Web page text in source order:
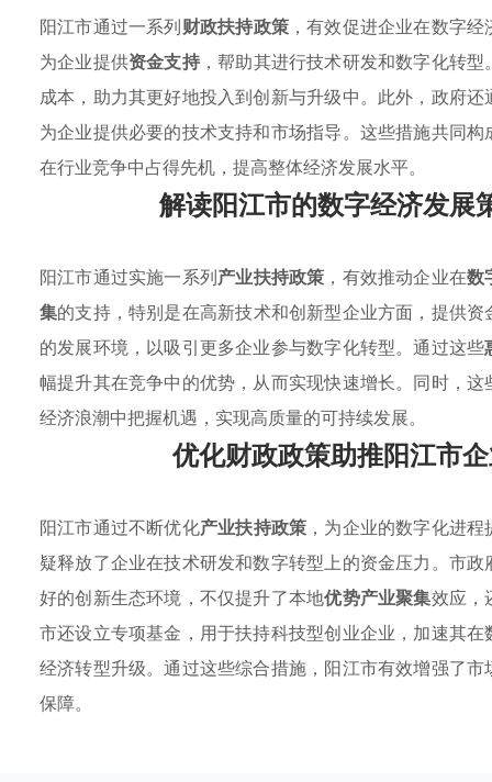
阳江市通过一系列财政扶持政策，有效促进企业在数字
为企业提供资金支持，帮助其进行技术研发和数字化转
成本，助力其更好地投入到创新与升级中。此外，政府
为企业提供必要的技术支持和市场指导。这些措施共同
在行业竞争中占得先机，提高整体经济发展水平。
解读阳江市的数字经济发展
阳江市通过实施一系列产业扶持政策 ，有效推动企业在数
集的支持，特别是在高新技术和创新型企业方面，提供
的发展环境，以吸引更多企业参与数字化转型。通过这些
幅提升其在竞争中的优势，从而实现快速增长。同时，
经济浪潮中把握机遇，实现高质量的可持续发展。
优化财政政策助推阳江市
阳江市通过不断优化产业扶持政策 ，为企业的数字化进
疑释放了企业在技术研发和数字转型上的资金压力。市
好的创新生态环境，不仅提升了本地优势产业聚集效应，
市还设立专项基金，用于扶持科技型创业企业，加速其
经济转型升级。通过这些综合措施，阳江市有效增强了
保障。